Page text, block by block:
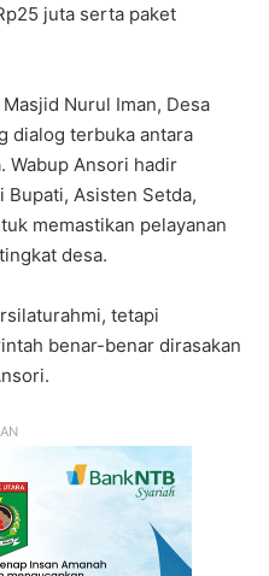
juta serta paket
Nurul Iman, Desa
dialog terbuka antara
Wabup Ansori hadir
Bupati, Asisten Setda,
memastikan pelayanan
desa.
tetapi
benar-benar dirasakan